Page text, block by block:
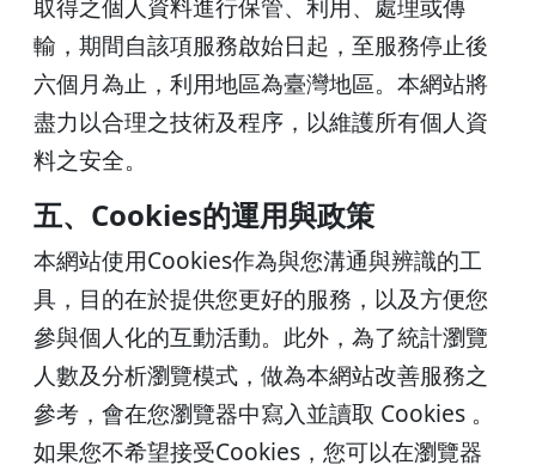
取得之個人資料進行保管、利用、處理或傳
輸，期間自該項服務啟始日起，至服務停止後
六個月為止，利用地區為臺灣地區。本網站將
盡力以合理之技術及程序，以維護所有個人資
料之安全。
五、Cookies的運用與政策
本網站使用Cookies作為與您溝通與辨識的工
具，目的在於提供您更好的服務，以及方便您
參與個人化的互動活動。此外，為了統計瀏覽
人數及分析瀏覽模式，做為本網站改善服務之
參考，會在您瀏覽器中寫入並讀取 Cookies 。
如果您不希望接受Cookies，您可以在瀏覽器